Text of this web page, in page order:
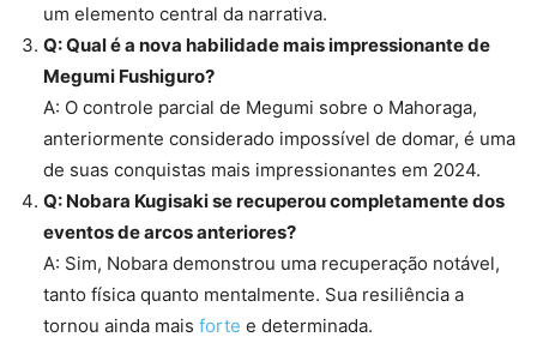
um elemento central da narrativa.
Q: Qual é a nova habilidade mais impressionante de
Megumi Fushiguro?
A: O controle parcial de Megumi sobre o Mahoraga,
anteriormente considerado impossível de domar, é uma
de suas conquistas mais impressionantes em 2024.
Q: Nobara Kugisaki se recuperou completamente dos
eventos de arcos anteriores?
A: Sim, Nobara demonstrou uma recuperação notável,
tanto física quanto mentalmente. Sua resiliência a
tornou ainda mais forte e determinada.